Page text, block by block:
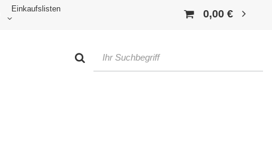
Einkaufslisten 0,00 €